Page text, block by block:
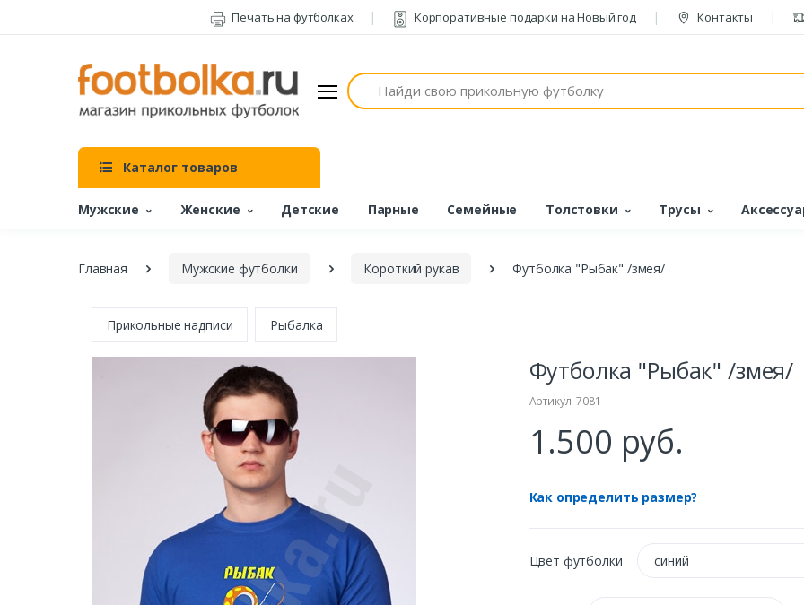
Печать на футболках Корпоративные подарки на Новый год Контакты
Поиск
Каталог товаров
Мужские Женские Детские Парные Семейные Толстовки Трусы
Главная Мужские футболки Короткий рукав Футболка "Рыбак" /змея/
Прикольные надписи Рыбалка
Футболка "Рыбак" /змея/
Артикул: 7081
1.500 руб.
Как определить размер?
Цвет футболки синий